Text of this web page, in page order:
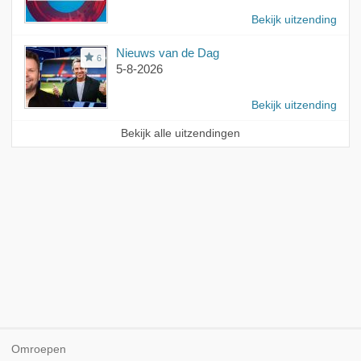
Bekijk uitzending
6
Nieuws van de Dag
5-8-2026
Bekijk uitzending
Bekijk alle uitzendingen
Omroepen